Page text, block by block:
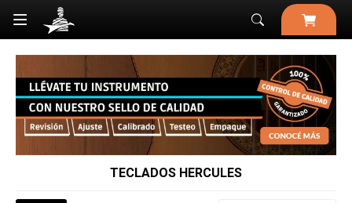

TECLADOS HERCULES